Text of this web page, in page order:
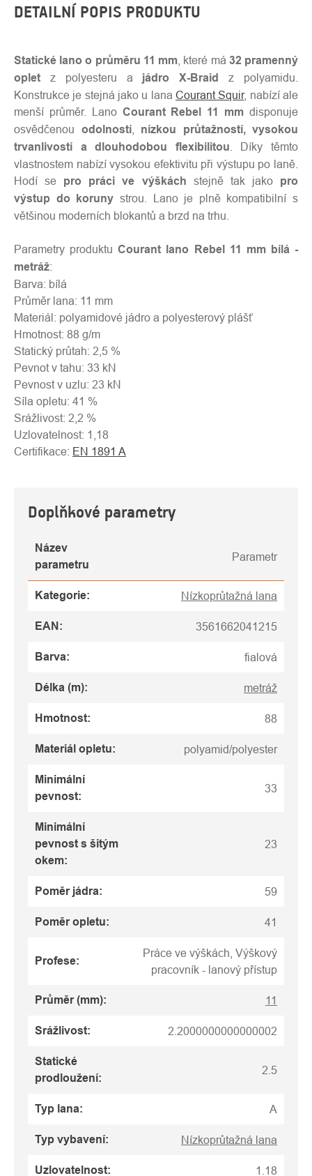
DETAILNÍ POPIS PRODUKTU
Statické lano o průměru 11 mm , které má 32 pramenný
oplet z polyesteru a jádro X-Braid z polyamidu.
Konstrukce je stejná jako u lana Courant Squir, nabízí ale
menší průměr. Lano Courant Rebel 11 mm disponuje
osvědčenou odolností, nízkou průtažností, vysokou
trvanlivostí a dlouhodobou flexibilitou . Díky těmto
vlastnostem nabízí vysokou efektivitu při výstupu po laně.
Hodí se pro práci ve výškách stejně tak jako pro
výstup do koruny strou. Lano je plně kompatibilní s
většinou moderních blokantů a brzd na trhu.
Parametry produktuCourant lano Rebel 11 mm bílá -
metráž:
Barva: bílá
Průměr lana: 11 mm
Materiál: polyamidové jádro a polyesterový plášť
Hmotnost: 88 g/m
Statický průtah: 2,5 %
Pevnot v tahu: 33 kN
Pevnost v uzlu: 23 kN
Síla opletu: 41 %
Srážlivost: 2,2 %
Uzlovatelnost: 1,18
Certifikace: EN 1891 A
Doplňkové parametry
Název
parametru
Parametr
Kategorie: Nízkoprůtažná lana
EAN : 3561662041215
Barva: fialová
Délka (m): metráž
Hmotnost: 88
Materiál opletu: polyamid/polyester
Minimální
pevnost:
33
Minimální
pevnost s šitým
okem:
23
Poměr jádra: 59
Poměr opletu: 41
Profese:
Práce ve výškách, Výškový
pracovník - lanový přístup
Průměr (mm): 11
Srážlivost: 2.2000000000000002
Statické
prodloužení:
2.5
Typ lana: A
Typ vybavení: Nízkoprůtažná lana
Uzlovatelnost: 1.18